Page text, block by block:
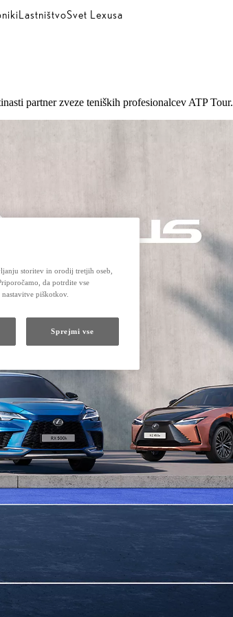
LastništvoSvet Lexusa
partner zveze teniških profesionalcev ATP Tour.
storitev in orodij tretjih oseb,
da potrdite vse
piškotkov.
Sprejmi vse